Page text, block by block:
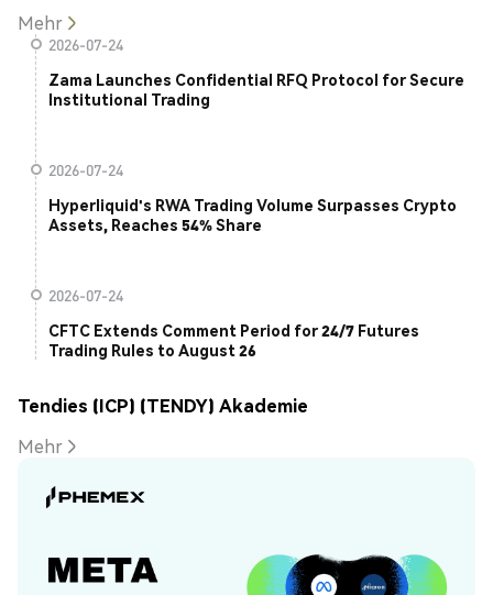
Mehr
2026-07-24
Zama Launches Confidential RFQ Protocol for Secure
Institutional Trading
2026-07-24
Hyperliquid's RWA Trading Volume Surpasses Crypto
Assets, Reaches 54% Share
2026-07-24
CFTC Extends Comment Period for 24/7 Futures
Trading Rules to August 26
Tendies (ICP) (TENDY) Akademie
Mehr